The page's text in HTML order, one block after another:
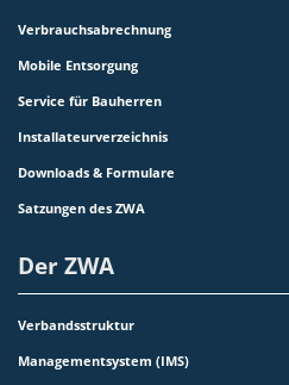
Verbrauchsabrechnung
Mobile Entsorgung
Service für Bauherren
Installateurverzeichnis
Downloads & Formulare
Satzungen des ZWA
Der ZWA
Verbandsstruktur
Managementsystem (IMS)